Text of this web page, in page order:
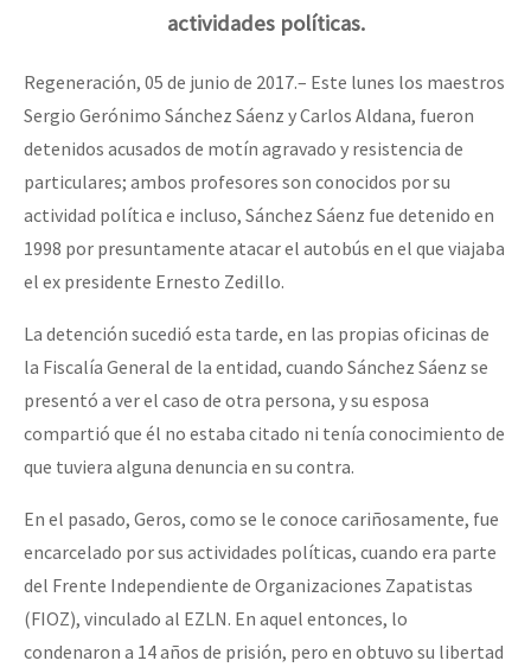
actividades políticas.
Regeneración, 05 de junio de 2017.– Este lunes los maestros
Sergio Gerónimo Sánchez Sáenz y Carlos Aldana, fueron
detenidos acusados de motín agravado y resistencia de
particulares; ambos profesores son conocidos por su
actividad política e incluso, Sánchez Sáenz fue detenido en
1998 por presuntamente atacar el autobús en el que viajaba
el ex presidente Ernesto Zedillo.
La detención sucedió esta tarde, en las propias oficinas de
la Fiscalía General de la entidad, cuando Sánchez Sáenz se
presentó a ver el caso de otra persona, y su esposa
compartió que él no estaba citado ni tenía conocimiento de
que tuviera alguna denuncia en su contra.
En el pasado, Geros, como se le conoce cariñosamente, fue
encarcelado por sus actividades políticas, cuando era parte
del Frente Independiente de Organizaciones Zapatistas
(FIOZ), vinculado al EZLN. En aquel entonces, lo
condenaron a 14 años de prisión, pero en obtuvo su libertad